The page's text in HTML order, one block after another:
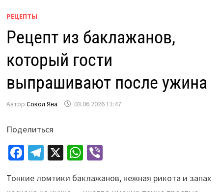
РЕЦЕПТЫ
Рецепт из баклажанов,
который гости
выпрашивают после ужина
Автор Сокол Яна 03.06.2026 11:47
Поделиться
Fa
b
Te
gr
X W
at
Vi
er
Тонкие ломтики баклажанов, нежная рикота и запах